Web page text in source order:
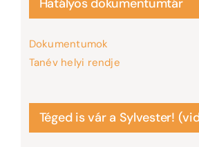
Hatályos dokumentumtár
Dokumentumok
Tanév helyi rendje
Téged is vár a Sylvester!